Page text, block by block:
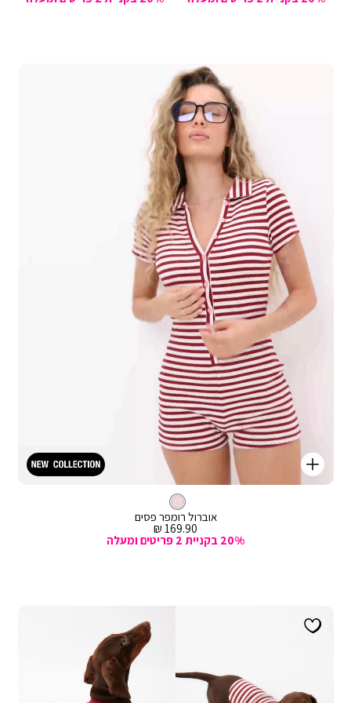
קנייה
מהירה
צבע
ורוד
אוברול רומפר פסים
מחיר
מכירה
169.90 ₪
20% בקניית 2 פריטים ומעלה
אוברול